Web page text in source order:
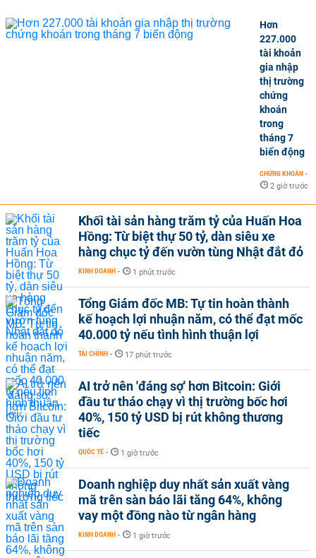
Hơn
227.000
tài khoản
gia nhập
thị trường
chứng
khoán
trong
tháng 7
biến động
CHỨNG KHOÁN -
2 giờ trước
Khối tài sản hàng trăm tỷ của Huấn Hoa
Hồng: Từ biệt thự 50 tỷ, dàn siêu xe
hàng chục tỷ đến vườn tùng Nhật đắt đỏ
KINH DOANH - 1 phút trước
Tổng Giám đốc MB: Tự tin hoàn thành
kế hoạch lợi nhuận năm, có thể đạt mốc
40.000 tỷ nếu tình hình thuận lợi
TÀI CHÍNH - 17 phút trước
AI trở nên 'đáng sợ' hơn Bitcoin: Giới
đầu tư tháo chạy vì thị trường bốc hơi
40%, 150 tỷ USD bị rút không thương
tiếc
QUỐC TẾ - 1 giờ trước
Doanh nghiệp duy nhất sản xuất vàng
mã trên sàn báo lãi tăng 64%, không
vay một đồng nào từ ngân hàng
KINH DOANH - 1 giờ trước